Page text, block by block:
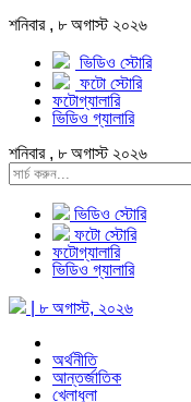
শনিবার , ৮ অগাস্ট ২০২৬
ভিডিও স্টোরি
ফটো স্টোরি
ফটোগ্যালারি
ভিডিও গ্যালারি
শনিবার , ৮ অগাস্ট ২০২৬
ভিডিও স্টোরি
ফটো স্টোরি
ফটোগ্যালারি
ভিডিও গ্যালারি
| ৮ অগাস্ট, ২০২৬
অর্থনীতি
আন্তর্জাতিক
খেলাধুলা